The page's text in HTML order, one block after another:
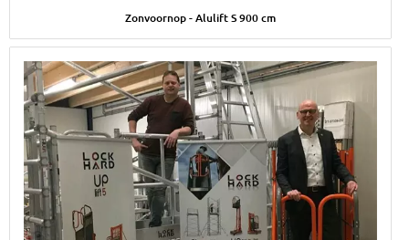
Zonvoornop - Alulift S 900 cm